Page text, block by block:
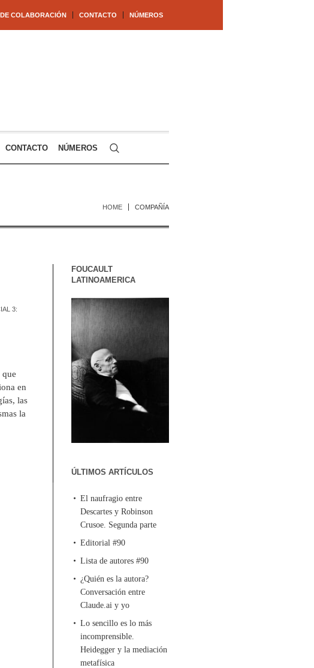
COLABORACIÓN CONTACTO NÚMEROS
CONTACTO NÚMEROS
HOME COMPAÑÍA
3:
en
las
la
FOUCAULT
LATINOAMERICA
ÚLTIMOS ARTÍCULOS
El naufragio entre
Descartes y Robinson
Crusoe. Segunda parte
Editorial #90
Lista de autores #90
¿Quién es la autora?
Conversación entre
Claude.ai y yo
Lo sencillo es lo más
incomprensible.
Heidegger y la mediación
metafísica